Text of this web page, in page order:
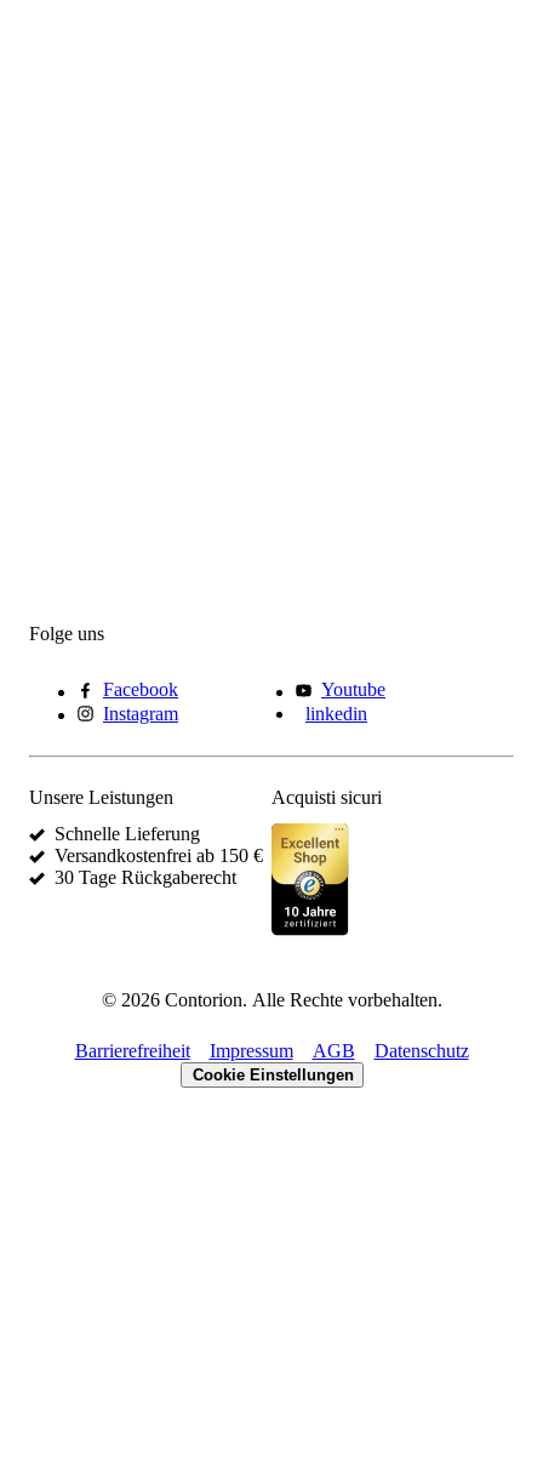
Folge uns
Facebook
Youtube
Instagram
linkedin
Unsere Leistungen
Schnelle Lieferung
Versandkostenfrei ab 150 €
30 Tage Rückgaberecht
Acquisti sicuri
© 2026Contorion. Alle Rechte vorbehalten.
Barrierefreiheit Impressum AGB Datenschutz
Cookie Einstellungen